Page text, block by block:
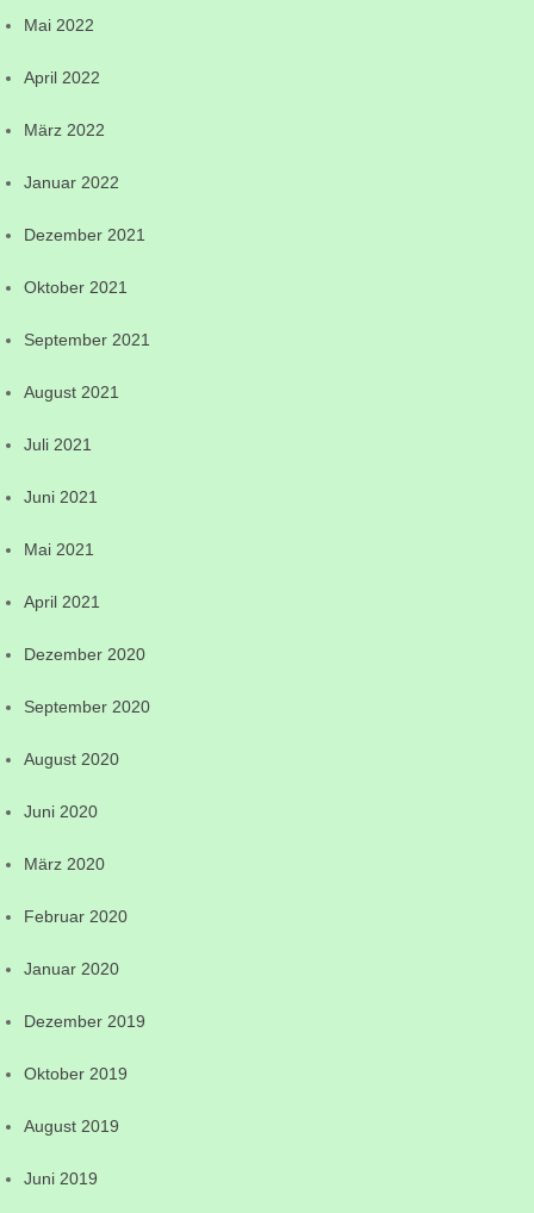
Mai 2022
April 2022
März 2022
Januar 2022
Dezember 2021
Oktober 2021
September 2021
August 2021
Juli 2021
Juni 2021
Mai 2021
April 2021
Dezember 2020
September 2020
August 2020
Juni 2020
März 2020
Februar 2020
Januar 2020
Dezember 2019
Oktober 2019
August 2019
Juni 2019